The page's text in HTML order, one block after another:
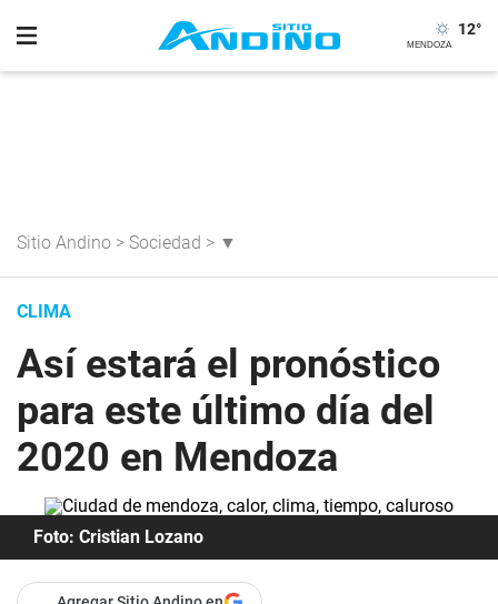
12°
Sitio Andino > Sociedad > ▼
CLIMA
Así estará el pronóstico
para este último día del
2020 en Mendoza
Foto: Cristian Lozano